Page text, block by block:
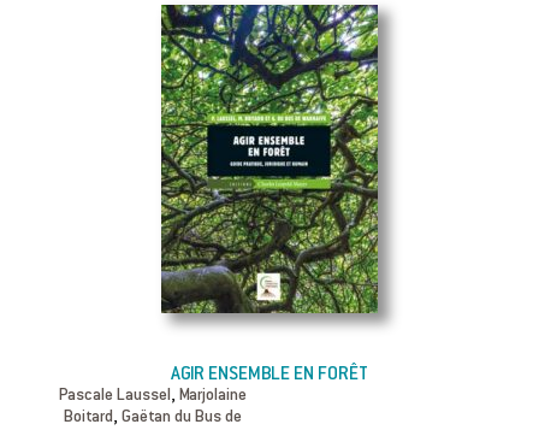
AGIR ENSEMBLE EN FORÊT
Pascale Laussel, Marjolaine
Boitard, Gaëtan du Bus de